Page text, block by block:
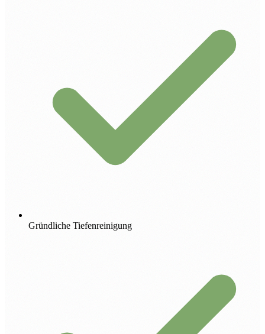
Gründliche Tiefenreinigung